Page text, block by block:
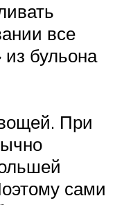
все
из бульона
При
сами